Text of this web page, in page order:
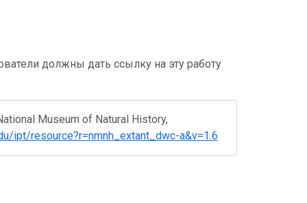
должны дать ссылку на эту работу
Museum of Natural History,
ipt/resource?r=nmnh_extant_dwc-a&v=1.6